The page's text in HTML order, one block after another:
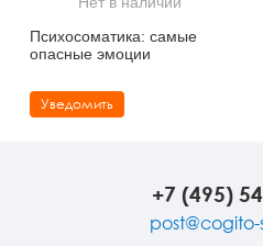
Сказкотерапия
Другие направления
Психофизиология
Социальная психология
Учебная литература
Классический и юнгианский
Психосомaтикa: сaмые
опасные эмоции
Уведомить
+7 (495)